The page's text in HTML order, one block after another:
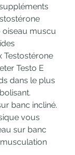
oiseau muscu
Testostérone
Testo E
dans le plus
banc incliné.
vous
sur banc